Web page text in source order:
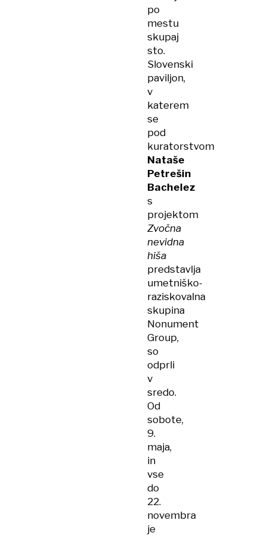
po
mestu
skupaj
sto.
Slovenski
paviljon,
v
katerem
se
pod
kuratorstvom
Nataše
Petrešin
Bachelez
s
projektom
Zvočna
nevidna
hiša
predstavlja
umetniško-
raziskovalna
skupina
Nonument
Group,
so
odprli
v
sredo.
Od
sobote,
9.
maja,
in
vse
do
22.
novembra
je